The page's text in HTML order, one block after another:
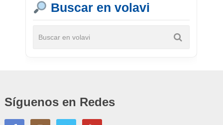
Buscar en volavi
Síguenos en Redes